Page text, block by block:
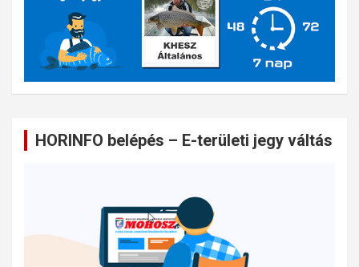
HORINFO belépés – E-területi jegy váltás